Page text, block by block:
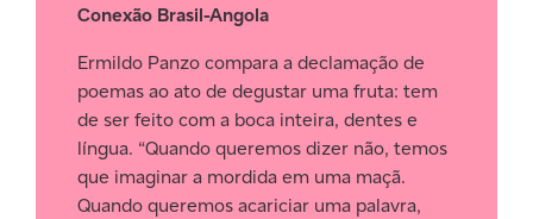
Conexão Brasil-Angola
Ermildo Panzo compara a declamação de
poemas ao ato de degustar uma fruta: tem
de ser feito com a boca inteira, dentes e
língua. “Quando queremos dizer não, temos
que imaginar a mordida em uma maçã.
Quando queremos acariciar uma palavra,